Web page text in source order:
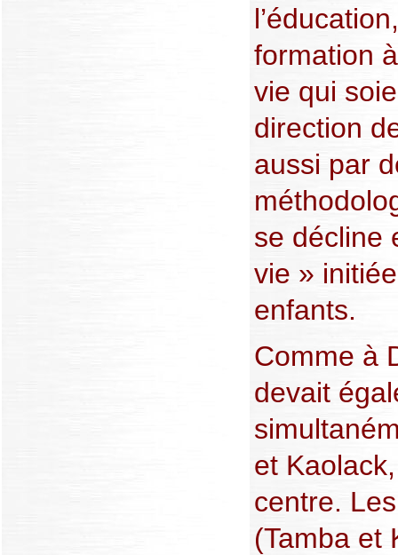
formation
vie qui
direction
aussi par
se décline
vie »
enfants.
Comme à
devait
et
centre.
(Tamba et